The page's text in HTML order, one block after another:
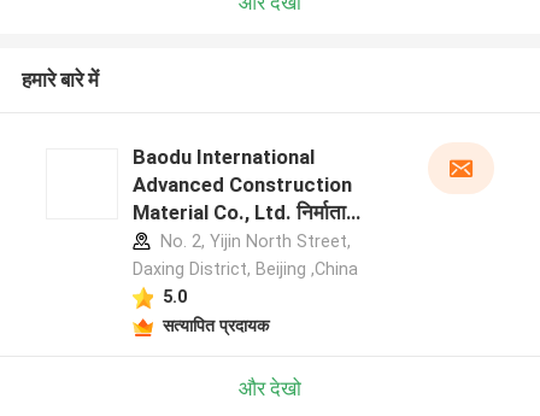
हमारे बारे में
Baodu International
Advanced Construction
Material Co., Ltd. निर्माता
प्रोफ़ाइलNo. 2, Yijin North Street,
Daxing District, Beijing ,China
5.0
सत्यापित प्रदायक
और देखो